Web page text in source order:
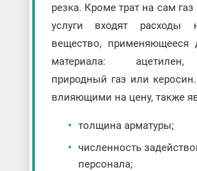
резка. Кроме трат на сам
услуги входят расходы
вещество, применяющееся
материала:
природный газ или
влияющими на цену, также
толщина арматуры;
численность
персонала;